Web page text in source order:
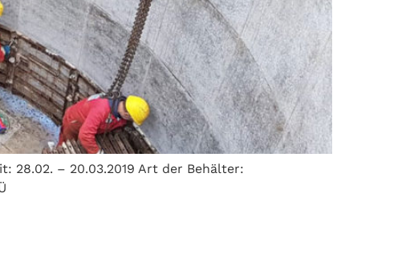
28.02. – 20.03.2019 Art der Behälter: